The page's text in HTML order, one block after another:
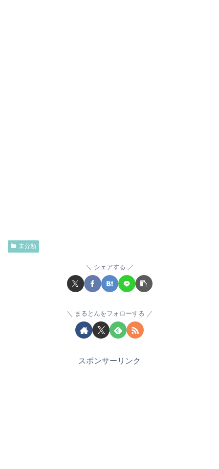
未分類
シェアする
まるとんをフォローする
スポンサーリンク